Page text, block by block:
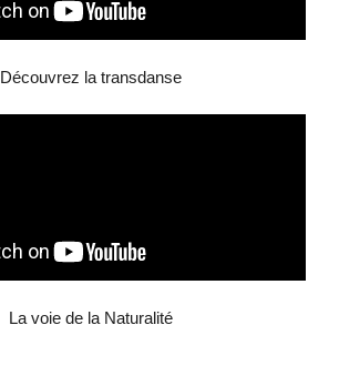
Découvrez la transdanse
La voie de la Naturalité